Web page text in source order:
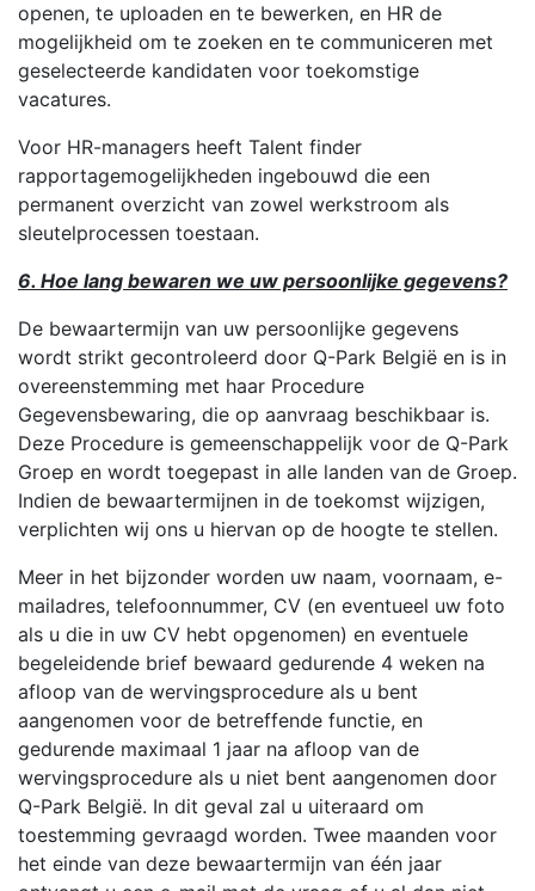
openen, te uploaden en te bewerken, en HR de
mogelijkheid om te zoeken en te communiceren met
geselecteerde kandidaten voor toekomstige
vacatures.
Voor HR-managers heeft Talent finder
rapportagemogelijkheden ingebouwd die een
permanent overzicht van zowel werkstroom als
sleutelprocessen toestaan.
6. Hoe lang bewaren we uw persoonlijke gegevens?
De bewaartermijn van uw persoonlijke gegevens
wordt strikt gecontroleerd door Q-Park België en is in
overeenstemming met haar Procedure
Gegevensbewaring, die op aanvraag beschikbaar is.
Deze Procedure is gemeenschappelijk voor de Q-Park
Groep en wordt toegepast in alle landen van de Groep.
Indien de bewaartermijnen in de toekomst wijzigen,
verplichten wij ons u hiervan op de hoogte te stellen.
Meer in het bijzonder worden uw naam, voornaam, e-
mailadres, telefoonnummer, CV (en eventueel uw foto
als u die in uw CV hebt opgenomen) en eventuele
begeleidende brief bewaard gedurende 4 weken na
afloop van de wervingsprocedure als u bent
aangenomen voor de betreffende functie, en
gedurende maximaal 1 jaar na afloop van de
wervingsprocedure als u niet bent aangenomen door
Q-Park België. In dit geval zal u uiteraard om
toestemming gevraagd worden. Twee maanden voor
het einde van deze bewaartermijn van één jaar